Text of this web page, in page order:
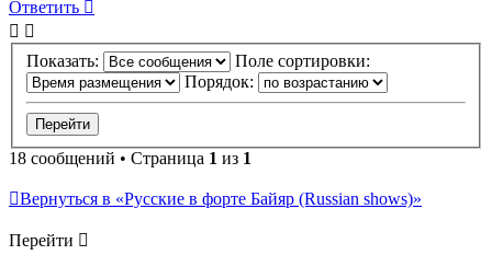
Ответить
Показать:
Поле сортировки:
Порядок:
18 сообщений • Страница 1 из 1
Вернуться в «Русские в форте Байяр (Russian shows)»
Перейти